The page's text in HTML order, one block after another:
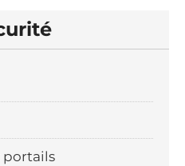
portails